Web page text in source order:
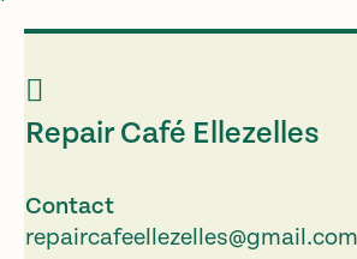
Repair Café Ellezelles
Contact
repaircafeellezelles@gmail.com